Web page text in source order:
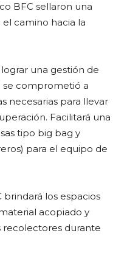
BFC sellaron una
camino hacia la
una gestión de
se comprometió a
necesarias para llevar
Facilitará una
tipo big bag y
para el equipo de
brindará los espacios
acopiado y
recolectores durante